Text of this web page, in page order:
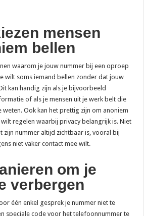
mensen
bellen
waarom je jouw nummer bij een oproep
wilt soms iemand bellen zonder dat jouw
kan handig zijn als je bijvoorbeeld
of als je mensen uit je werk belt die
weten. Ook kan het prettig zijn om anoniem
regelen waarbij privacy belangrijk is. Niet
zijn nummer altijd zichtbaar is, vooral bij
niet vaker contact mee wilt.
om je
verbergen
één enkel gesprek je nummer niet te
speciale code voor het telefoonnummer te